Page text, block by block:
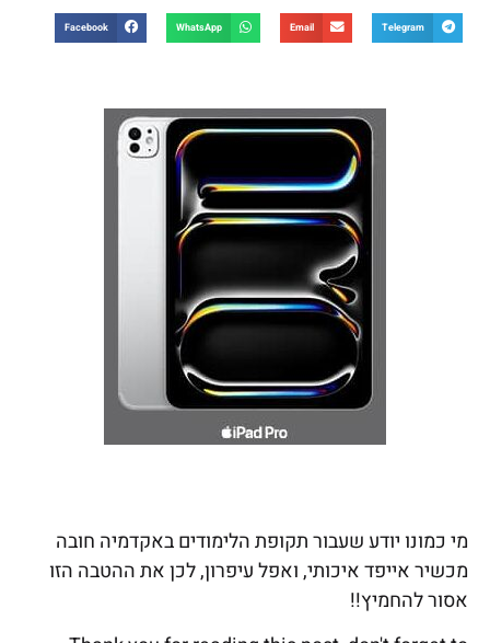
Telegram
Email
WhatsApp
Facebook
מי כמונו יודע שעבור תקופת הלימודים באקדמיה חובה
מכשיר אייפד איכותי, ואפל עיפרון, לכן את ההטבה הזו
אסור להחמיץ!!